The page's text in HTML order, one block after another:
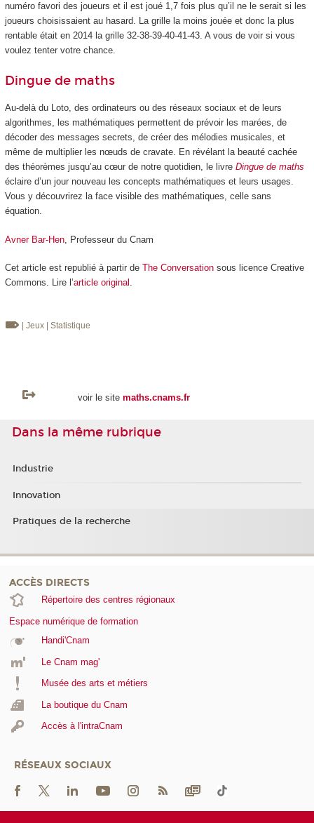
numéro favori des joueurs et il est joué 1,7 fois plus qu’il ne le serait si les
joueurs choisissaient au hasard. La grille la moins jouée et donc la plus
rentable était en 2014 la grille 32-38-39-40-41-43. A vous de voir si vous
voulez tenter votre chance.
Dingue de maths
Au-delà du Loto, des ordinateurs ou des réseaux sociaux et de leurs
algorithmes, les mathématiques permettent de prévoir les marées, de
décoder des messages secrets, de créer des mélodies musicales, et
même de multiplier les nœuds de cravate. En révélant la beauté cachée
des théorèmes jusqu’au cœur de notre quotidien, le livre Dingue de maths
éclaire d’un jour nouveau les concepts mathématiques et leurs usages.
Vous y découvrirez la face visible des mathématiques, celle sans
équation.
Avner Bar-Hen, Professeur du Cnam
Cet article est republié à partir de The Conversationsous licence Creative
Commons. Lire l’article original .
| Jeux | Statistique
voir le site maths.cnams.fr
Dans la même rubrique
Industrie
Innovation
Pratiques de la recherche
ACCÈS DIRECTS
Répertoire des centres régionaux
Espace numérique de formation
Handi'Cnam
Le Cnam mag'
Musée des arts et métiers
La boutique du Cnam
Accès à l'intraCnam
RÉSEAUX SOCIAUX